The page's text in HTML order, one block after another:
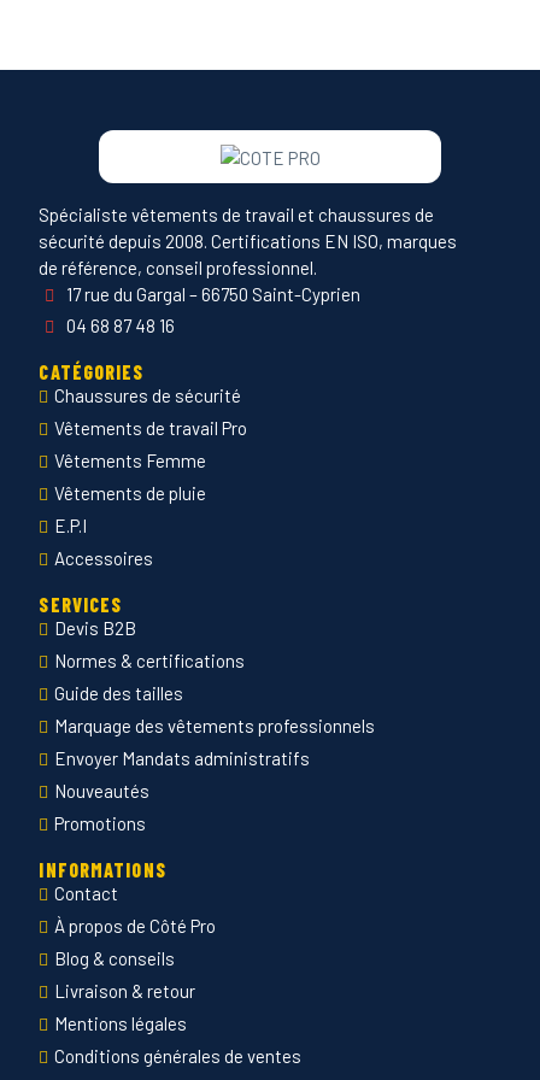
Spécialiste vêtements de travail et chaussures de
sécurité depuis 2008. Certifications EN ISO, marques
de référence, conseil professionnel.
17 rue du Gargal – 66750 Saint-Cyprien
04 68 87 48 16
CATÉGORIES
Chaussures de sécurité
Vêtements de travail Pro
Vêtements Femme
Vêtements de pluie
E.P.I
Accessoires
SERVICES
Devis B2B
Normes & certifications
Guide des tailles
Marquage des vêtements professionnels
Envoyer Mandats administratifs
Nouveautés
Promotions
INFORMATIONS
Contact
À propos de Côté Pro
Blog & conseils
Livraison & retour
Mentions légales
Conditions générales de ventes